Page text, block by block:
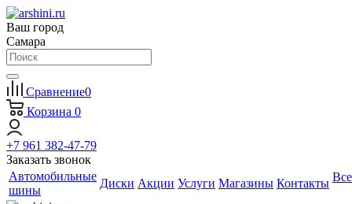
Ваш город
Самара
Сравнение0
Корзина 0
+7 961 382-47-79
Заказать звонок
Автомобильные
шины
Диски Акции Услуги Магазины Контакты Все